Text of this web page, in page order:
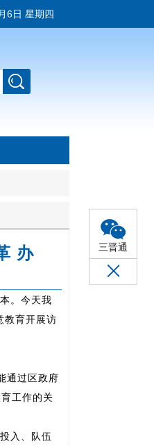
三晋通
6日 星期四
办
。今天我
教育开展访
通过区政府
工作的关
入、队伍